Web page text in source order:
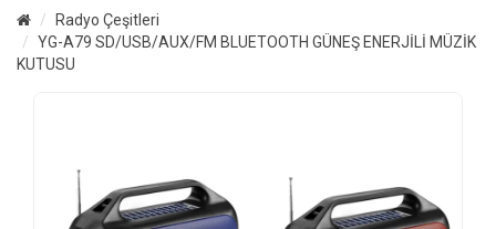
Radyo Çeşitleri
YG-A79 SD/USB/AUX/FM BLUETOOTH GÜNEŞ ENERJİLİ MÜZİK
KUTUSU